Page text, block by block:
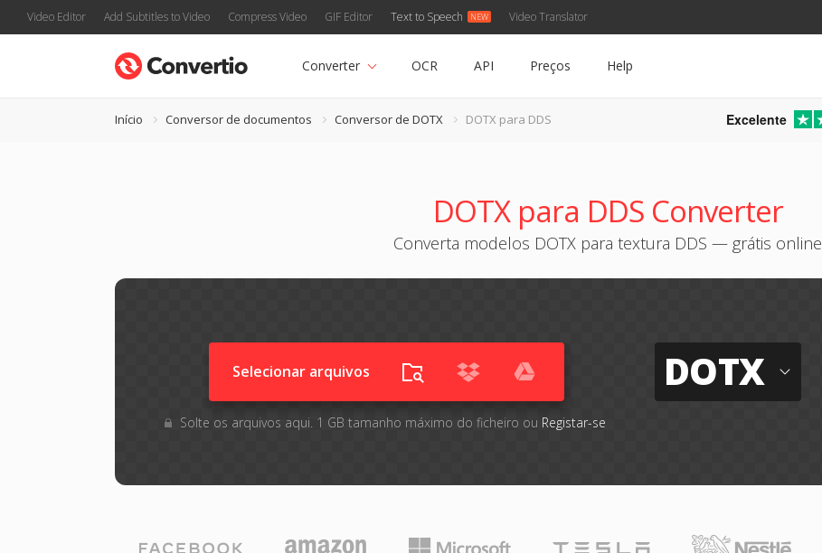
Video Editor Add Subtitles to Video Compress Video GIF Editor Text to Speech Video Translator
Converter OCR API Preços Help
Início Conversor de documentos Conversor de DOTX DOTX para DDS Excelente
DOTX para DDS Converter
Converta modelos DOTX para textura DDS — grátis online
Selecionar arquivos
Solte os arquivos aqui. 1 GB tamanho máximo do ficheiro ou Registar-se
DOTX